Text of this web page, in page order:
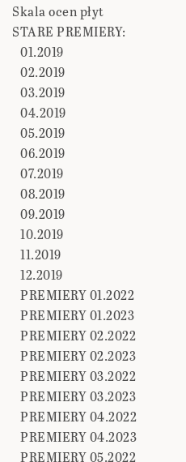
Skala ocen płyt
STARE PREMIERY:
01.2019
02.2019
03.2019
04.2019
05.2019
06.2019
07.2019
08.2019
09.2019
10.2019
11.2019
12.2019
PREMIERY 01.2022
PREMIERY 01.2023
PREMIERY 02.2022
PREMIERY 02.2023
PREMIERY 03.2022
PREMIERY 03.2023
PREMIERY 04.2022
PREMIERY 04.2023
PREMIERY 05.2022